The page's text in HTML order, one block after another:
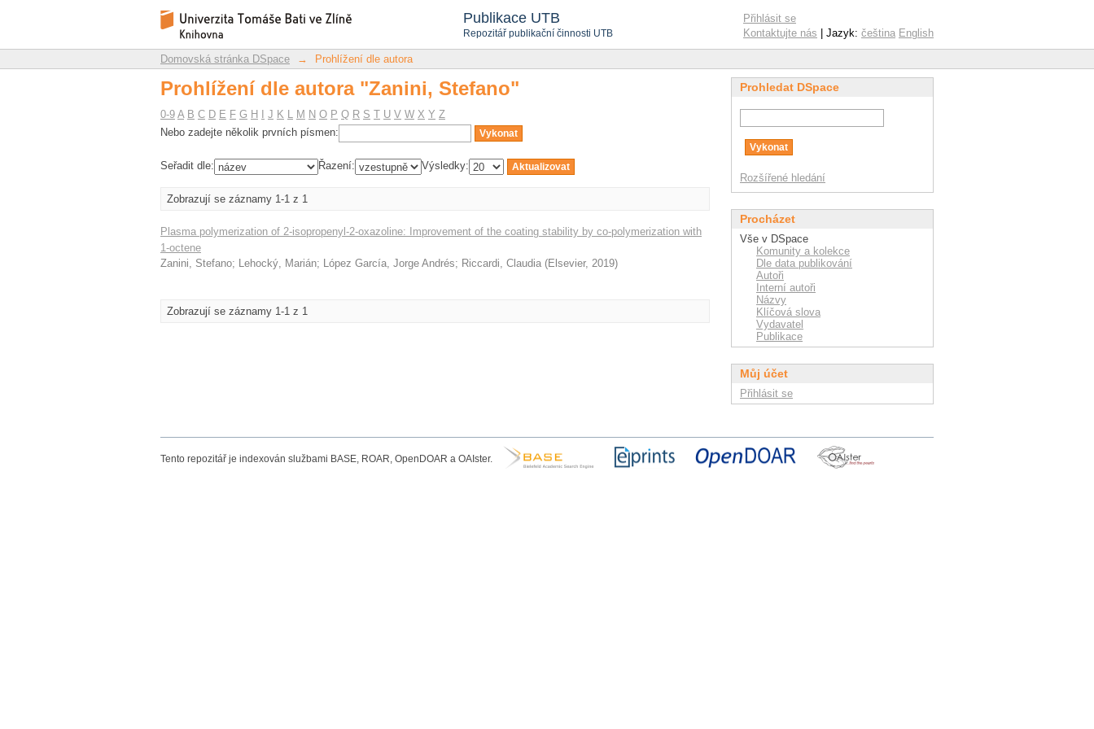
Publikace UTB
Repozitář publikační činnosti UTB
Prohlížení dle autora "Zanini, Stefano"
Repozitář DSpace/Manakin
Přihlásit se
Kontaktujte nás | Jazyk: čeština English
Domovská stránka DSpace → Prohlížení dle autora
Prohlížení dle autora "Zanini, Stefano"
0-9 A B C D E F G H J K L M N O P Q R S T U V W X Y Z
Nebo zadejte několik prvních písmen:
Seřadit dle: Řazení: Výsledky:
Zobrazují se záznamy 1-1 z 1
Plasma polymerization of 2-isopropenyl-2-oxazoline: Improvement of the coating stability by co-polymerization with
1-octene
Zanini, Stefano; Lehocký, Marián; López García, Jorge Andrés; Riccardi, Claudia (Elsevier, 2019)
Zobrazují se záznamy 1-1 z 1
Prohledat DSpace
Rozšířené hledání
Procházet
Vše v DSpace
Komunity a kolekce
Dle data publikování
Autoři
Interní autoři
Názvy
Klíčová slova
Vydavatel
Publikace
Můj účet
Přihlásit se
Tento repozitář je indexován službami BASE, ROAR, OpenDOAR a OAIster.